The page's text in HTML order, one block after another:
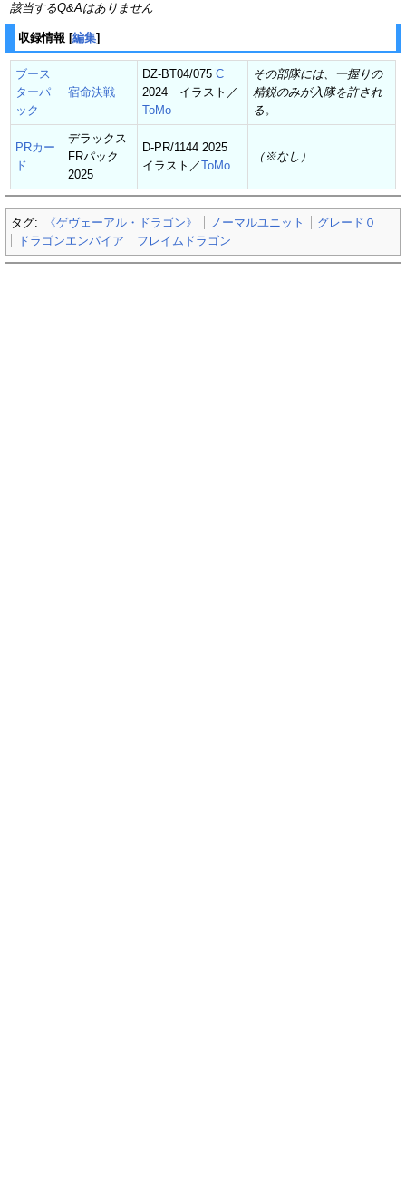
該当するQ&Aはありません
収録情報 [編集]
ブース
ターパ
ック
宿命決戦
DZ-BT04/075 C
2024 イラスト／
ToMo
その部隊には、一握りの
精鋭のみが入隊を許され
る。
PRカー
ド
デラックス
FRパック
2025
D-PR/1144 2025
イラスト／ToMo
（※なし）
タグ: 《ゲヴェーアル・ドラゴン》 ノーマルユニット
グレード０
ドラゴンエンパイア
フレイムドラゴン